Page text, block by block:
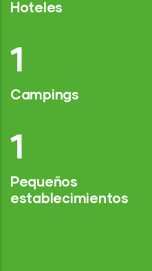
Hoteles
2
Campings
1
Pequeños
establecimientos